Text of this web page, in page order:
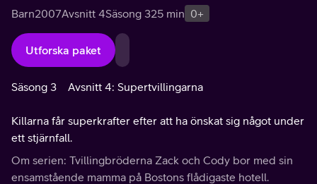
Barn2007Avsnitt 4Säsong 325 min 0+
Utforska paket
Säsong 3 Avsnitt 4: Supertvillingarna
Killarna får superkrafter efter att ha önskat sig något under
ett stjärnfall.
Om serien: Tvillingbröderna Zack och Cody bor med sin
ensamstående mamma på Bostons flådigaste hotell.